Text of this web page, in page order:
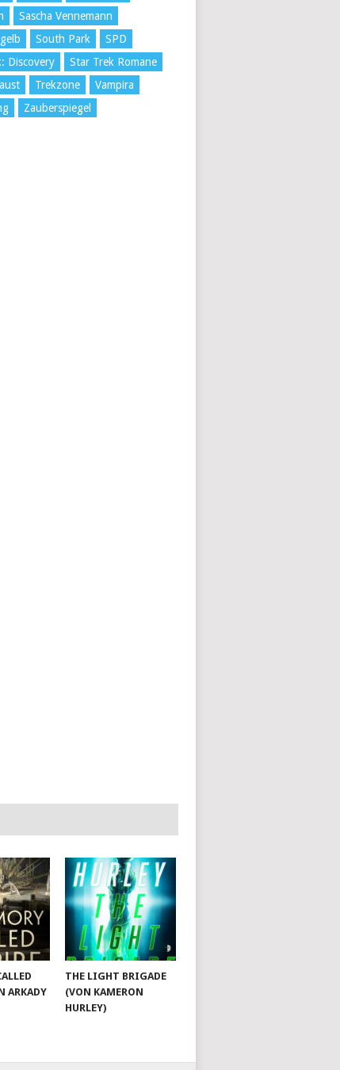
Sascha Vennemann
South Park
SPD
Discovery
Star Trek Romane
Trekzone
Vampira
Zauberspiegel
ARKADY
THE LIGHT BRIGADE
(VON KAMERON
HURLEY)